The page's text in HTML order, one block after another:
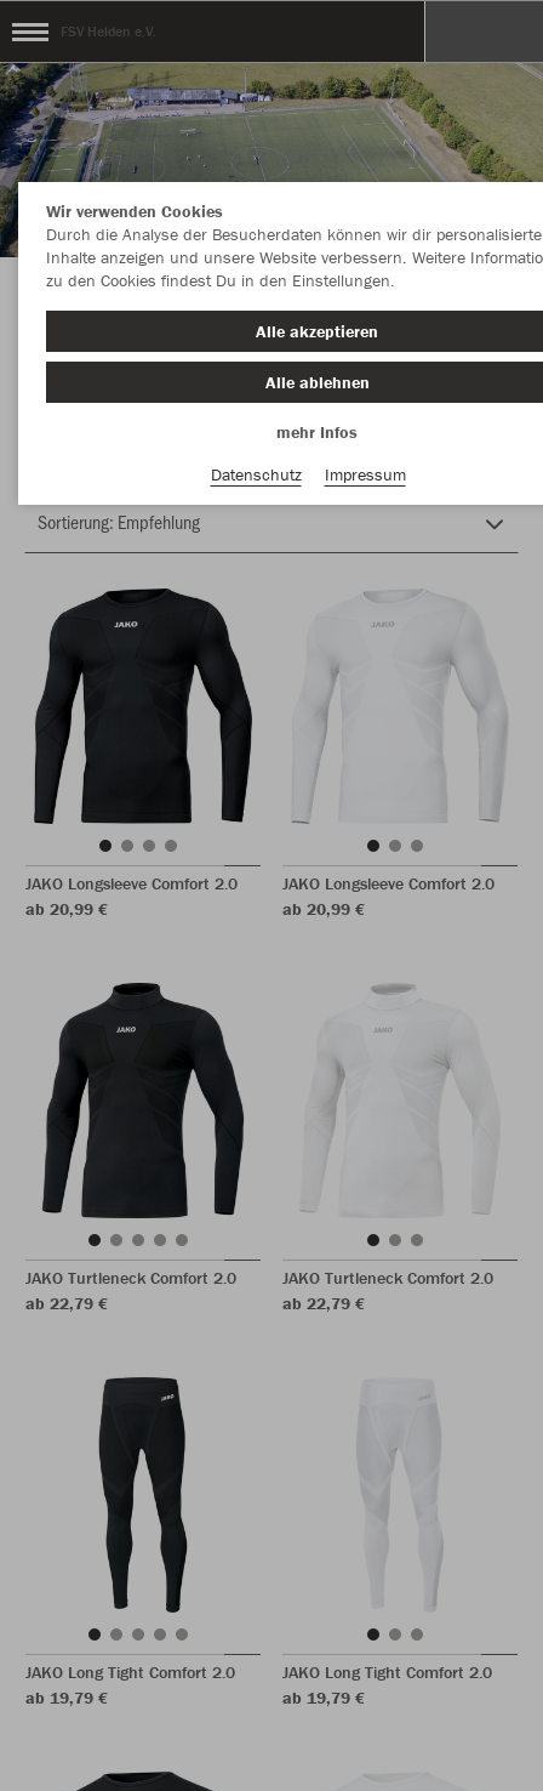
FSV Helden e.V.
TEAMSHOP - FSV Helden e.V.
JAKO Longsleeve Comfort 2.0
ab 20,99 €
JAKO Longsleeve Comfort 2.0
ab 20,99 €
JAKO Turtleneck Comfort 2.0
ab 22,79 €
JAKO Turtleneck Comfort 2.0
ab 22,79 €
JAKO Long Tight Comfort 2.0
ab 19,79 €
JAKO Long Tight Comfort 2.0
ab 19,79 €
Wir verwenden Cookies
Durch die Analyse der Besucherdaten können wir dir personalisierte
Inhalte anzeigen und unsere Website verbessern. Weitere
zu den Cookies findest Du in den Einstellungen.
Alle akzeptieren
Alle ablehnen
mehr Infos
Datenschutz
Impressum